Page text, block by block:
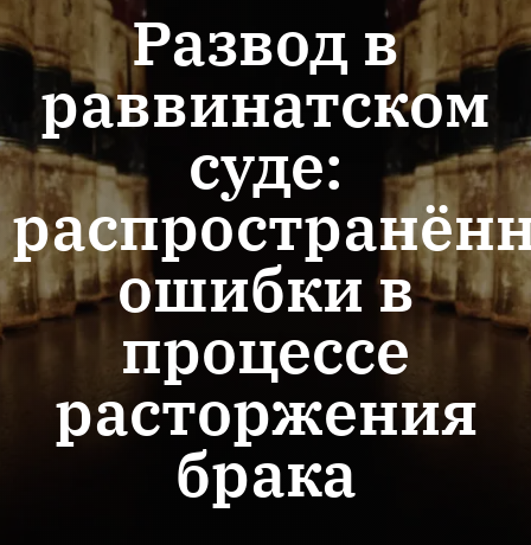
Развод в
раввинатском
суде:
ошибки в
процессе
расторжения
брака